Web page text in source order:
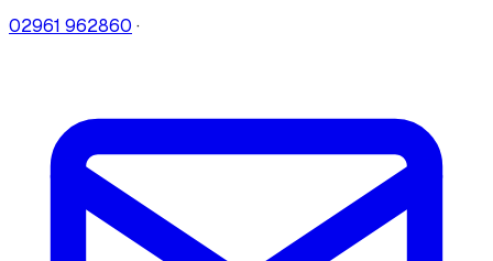
02961 962860 ·